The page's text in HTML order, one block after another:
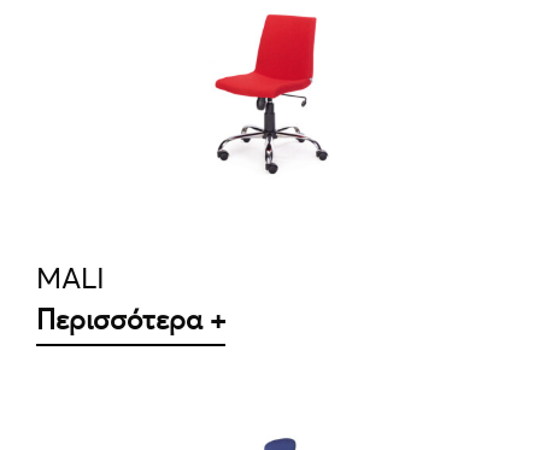
ΛΕΠΤΟΜΈΡΕΙΕΣ
MALI
Περισσότερα +